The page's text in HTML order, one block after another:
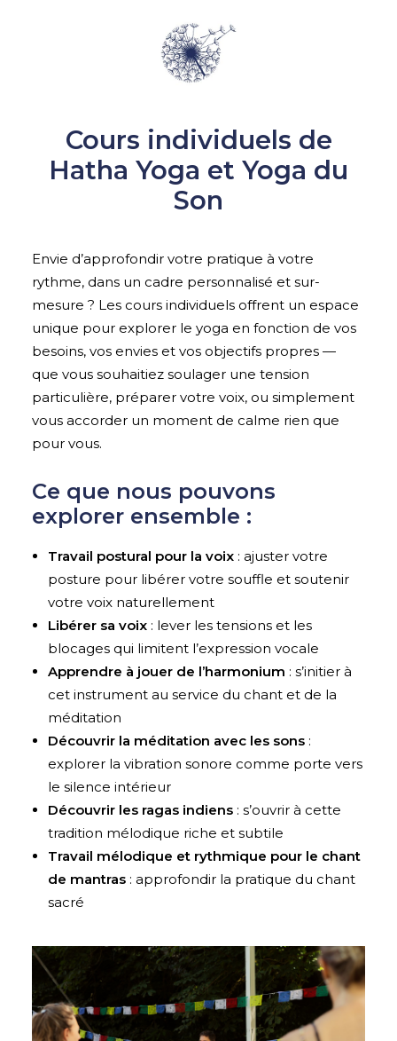
Cours individuels de
Hatha Yoga et Yoga du
Son
Envie d’approfondir votre pratique à votre
rythme, dans un cadre personnalisé et sur-
mesure ? Les cours individuels offrent un espace
unique pour explorer le yoga en fonction de vos
besoins, vos envies et vos objectifs propres —
que vous souhaitiez soulager une tension
particulière, préparer votre voix, ou simplement
vous accorder un moment de calme rien que
pour vous.
Ce que nous pouvons
explorer ensemble :
Travail postural pour la voix : ajuster votre
posture pour libérer votre souffle et soutenir
votre voix naturellement
Libérer sa voix : lever les tensions et les
blocages qui limitent l’expression vocale
Apprendre à jouer de l’harmonium : s’initier à
cet instrument au service du chant et de la
méditation
Découvrir la méditation avec les sons :
explorer la vibration sonore comme porte vers
le silence intérieur
Découvrir les ragas indiens : s’ouvrir à cette
tradition mélodique riche et subtile
Travail mélodique et rythmique pour le chant
de mantras : approfondir la pratique du chant
sacré